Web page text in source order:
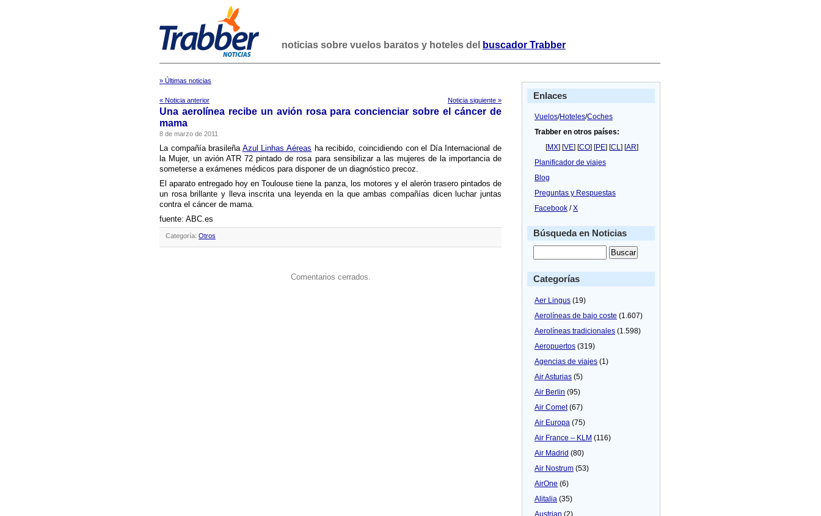
noticias sobre vuelos baratos y hoteles del buscador Trabber
» Últimas noticias
« Noticia anterior Noticia siguiente »
Una aerolí­nea recibe un avión rosa para concienciar sobre el cáncer de
mama
8 de marzo de 2011
La compañí­a brasileña Azul Linhas Aéreas ha recibido, coincidiendo con el Dí­a Internacional de
la Mujer, un avión ATR 72 pintado de rosa para sensibilizar a las mujeres de la importancia de
someterse a exámenes médicos para disponer de un diagnóstico precoz.
El aparato entregado hoy en Toulouse tiene la panza, los motores y el alerón trasero pintados de
un rosa brillante y lleva inscrita una leyenda en la que ambas compañí­as dicen luchar juntas
contra el cáncer de mama.
fuente: ABC.es
Categoría: Otros
Comentarios cerrados.
Enlaces
Vuelos/Hoteles/Coches
Trabber en otros países:
[MX] [VE] [CO] [PE] [CL] [AR]
Planificador de viajes
Blog
Preguntas y Respuestas
Facebook /X
Búsqueda en Noticias
Categorías
Aer Lingus (19)
Aerolíneas de bajo coste (1.607)
Aerolíneas tradicionales (1.598)
Aeropuertos (319)
Agencias de viajes (1)
Air Asturias (5)
Air Berlin (95)
Air Comet(67)
Air Europa (75)
Air France – KLM (116)
Air Madrid (80)
Air Nostrum (53)
AirOne (6)
Alitalia (35)
Austrian (2)